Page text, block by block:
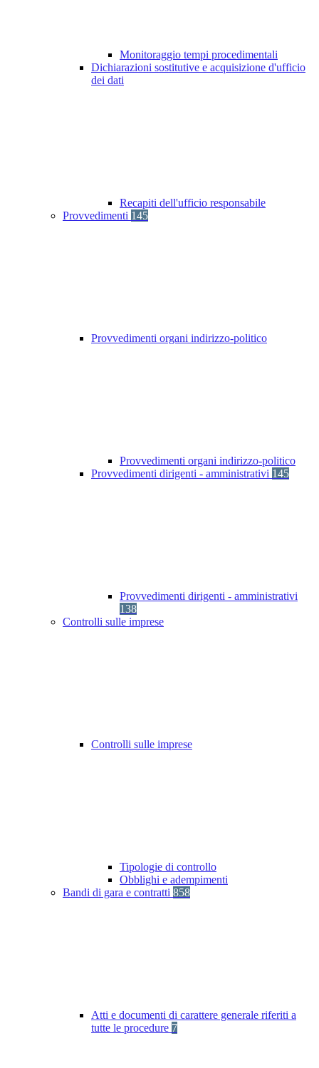
Monitoraggio tempi procedimentali
Dichiarazioni sostitutive e acquisizione d'ufficio
dei dati
Recapiti dell'ufficio responsabile
Provvedimenti 145
Provvedimenti organi indirizzo-politico
Provvedimenti organi indirizzo-politico
Provvedimenti dirigenti - amministrativi 145
Provvedimenti dirigenti - amministrativi
138
Controlli sulle imprese
Controlli sulle imprese
Tipologie di controllo
Obblighi e adempimenti
Bandi di gara e contratti 858
Atti e documenti di carattere generale riferiti a
tutte le procedure 7